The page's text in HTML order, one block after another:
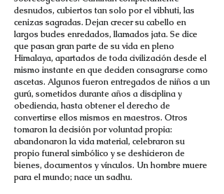
desnudos, cubiertos tan solo por el vibhuti, las
cenizas sagradas. Dejan crecer su cabello en
largos bucles enredados, llamados jata. Se dice
que pasan gran parte de su vida en pleno
Himalaya, apartados de toda civilización desde el
mismo instante en que deciden consagrarse como
ascetas. Algunos fueron entregados de niños a un
gurú, sometidos durante años a disciplina y
obediencia, hasta obtener el derecho de
convertirse ellos mismos en maestros. Otros
tomaron la decisión por voluntad propia:
abandonaron la vida material, celebraron su
propio funeral simbólico y se deshicieron de
bienes, documentos y vínculos. Un hombre muere
para el mundo; nace un sadhu.